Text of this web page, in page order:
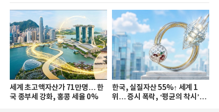
세계 초고액자산가 71만명… 한
국 종부세 강화, 홍콩 세율 0%
한국, 실질자산 55%↑ 세계 1
위… 증시 폭락, ‘평균의 착시’와